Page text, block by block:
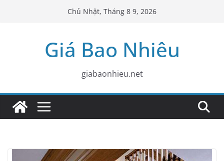
Chủ Nhật, Tháng 8 9, 2026
Giá Bao Nhiêu
giabaonhieu.net